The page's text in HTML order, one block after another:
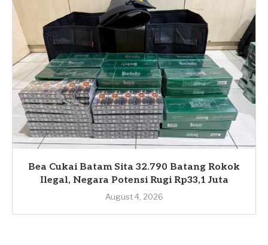
Bea Cukai Batam Sita 32.790 Batang Rokok
Ilegal, Negara Potensi Rugi Rp33,1 Juta
August 4, 2026